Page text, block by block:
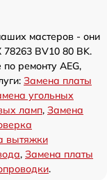
мастеров - они
78263 BV10 80 BK.
ремонту AEG,
Замена платы
угольных
ламп, Замена
вытяжки
, Замена платы
.